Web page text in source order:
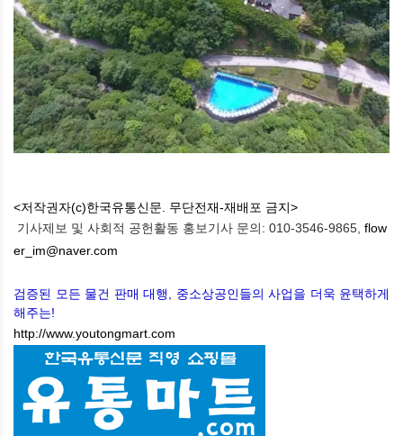
<저작권자(c)한국유통신문. 무단전재-재배포 금지>
기사제보 및 사회적 공헌활동 홍보기사 문의: 010-3546-9865, flow
er_im@naver.com
검증된 모든 물건 판매 대행, 중소상공인들의 사업을 더욱 윤택하게
해주는!
http://www.youtongmart.com